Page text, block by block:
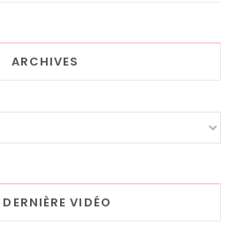
ARCHIVES
VIDÉO